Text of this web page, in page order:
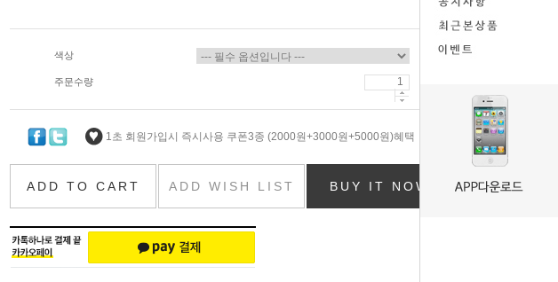
색상
주문수량
1초 회원가입시 즉시사용 쿠폰3종 (2000원+3000원+5000원)혜택
ADD TO CART ADD WISH LIST BUY IT NOW